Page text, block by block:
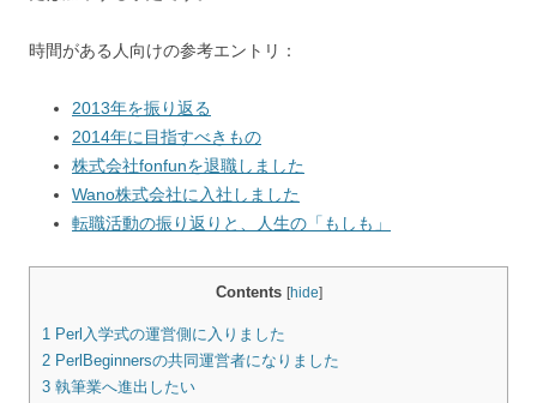
時間がある人向けの参考エントリ：
2013年を振り返る
2014年に目指すべきもの
株式会社fonfunを退職しました
Wano株式会社に入社しました
転職活動の振り返りと、人生の「もしも」
Contents [hide]
1 Perl入学式の運営側に入りました
2 PerlBeginnersの共同運営者になりました
3 執筆業へ進出したい